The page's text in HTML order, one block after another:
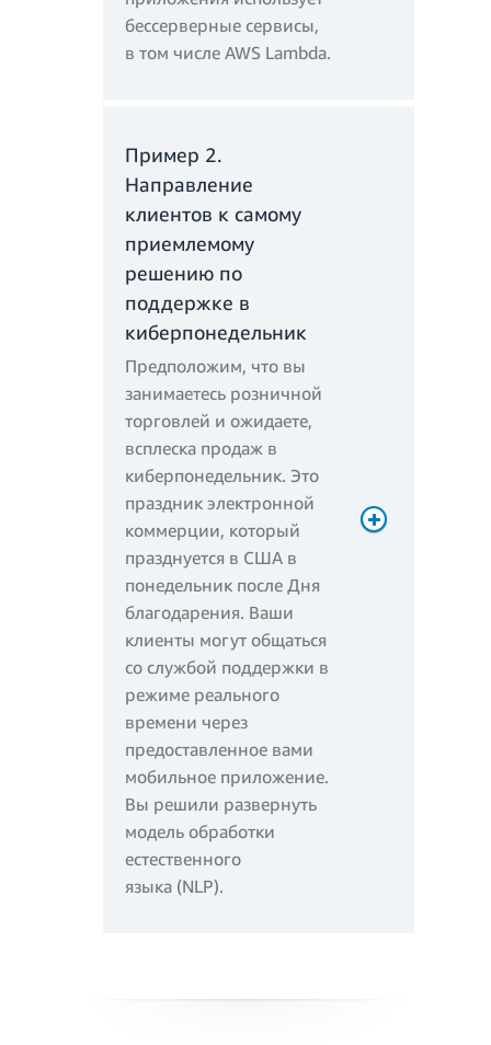
5 миллионов
* 0,2 USD/миллион =
1 USD
Ежемесячная плата за
краткосрочное
хранилище:
бессерверные сервисы,
в том числе AWS Lambda.
Пример 2.
Направление
клиентов к самому
приемлемому
решению по
поддержке в
киберпонедельник
Предположим, что вы
занимаетесь розничной
торговлей и ожидаете,
всплеска продаж в
киберпонедельник. Это
праздник электронной
коммерции, который
празднуется в США в
понедельник после Дня
благодарения. Ваши
клиенты могут общаться
со службой поддержки в
режиме реального
времени через
предоставленное вами
мобильное приложение.
Вы решили развернуть
модель обработки
естественного
языка (NLP).